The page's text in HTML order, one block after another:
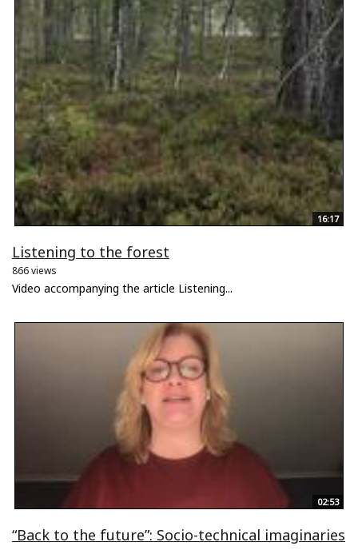
16:17
Listening to the forest
866 views
Video accompanying the article Listening...
02:53
“Back to the future”: Socio-technical imaginaries